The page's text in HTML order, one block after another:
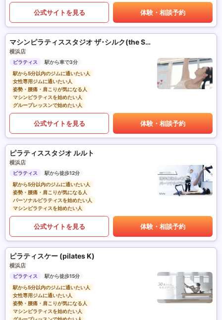
公式サイトを見る 体験・相談予約
マシンピラティススタジオ ザ･シルク(the SILK)
横浜店
ピラティス
駅から車で3分
駅から5分以内のジムに通いたい人
女性専用ジムに通いたい人
姿勢・腰痛・肩こりが気になる人
マシンピラティスを始めたい人
グループレッスンで始めたい人
公式サイトを見る 体験・相談予約
ピラティススタジオ ルルト
横浜店
ピラティス
駅から徒歩12分
駅から5分以内のジムに通いたい人
姿勢・腰痛・肩こりが気になる人
パーソナルピラティスを始めたい人
マシンピラティスを始めたい人
公式サイトを見る 体験・相談予約
ピラティスケー (pilates K)
横浜店
ピラティス
駅から徒歩15分
駅から5分以内のジムに通いたい人
女性専用ジムに通いたい人
姿勢・腰痛・肩こりが気になる人
マシンピラティスを始めたい人